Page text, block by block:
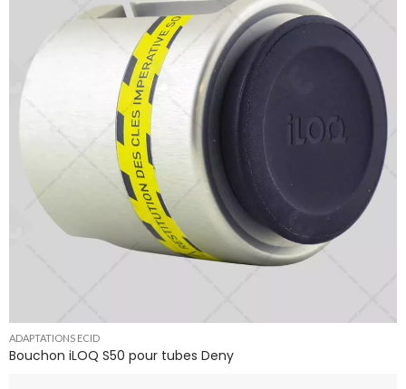
ADAPTATIONS ECID
Bouchon iLOQ S50 pour tubes Deny